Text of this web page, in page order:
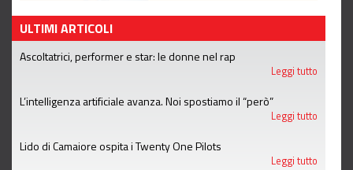
ULTIMI ARTICOLI
Ascoltatrici, performer e star: le donne nel rap
Leggi tutto
L’intelligenza artificiale avanza. Noi spostiamo il “però”
Leggi tutto
Lido di Camaiore ospita i Twenty One Pilots
Leggi tutto